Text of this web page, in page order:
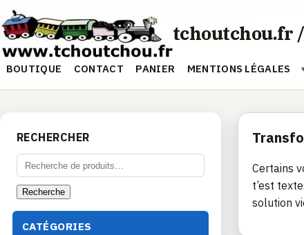
Aller
au
contenu
tchoutchou.fr /
BOUTIQUE CONTACT PANIER MENTIONS LÉGALES
Certains
t’est
solution
RECHERCHER
Recherche
pour :
Recherche
CATÉGORIES